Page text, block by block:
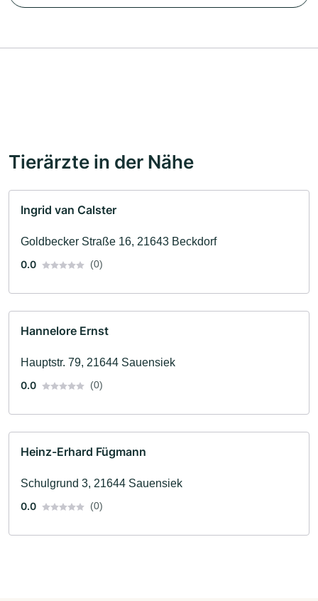
Tierärzte in der Nähe
Ingrid van Calster
Goldbecker Straße 16, 21643 Beckdorf
0.0
(0)
Hannelore Ernst
Hauptstr. 79, 21644 Sauensiek
0.0
(0)
Heinz-Erhard Fügmann
Schulgrund 3, 21644 Sauensiek
0.0
(0)